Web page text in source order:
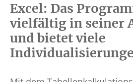
Excel: Das
vielfältig in seiner
und bietet viele